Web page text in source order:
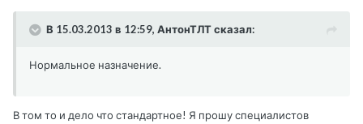
В 15.03.2013 в 12:59, АнтонТЛТ сказал:
Нормальное назначение.
В том то и дело что стандартное! Я прошу специалистов